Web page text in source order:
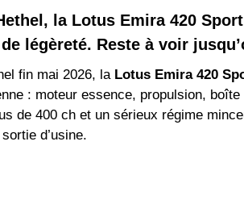
la Lotus Emira 420
légèreté. Reste à voir
fin mai 2026, la Lotus Emira 420
: moteur essence, propulsion,
de 400 ch et un sérieux régime
d’usine.